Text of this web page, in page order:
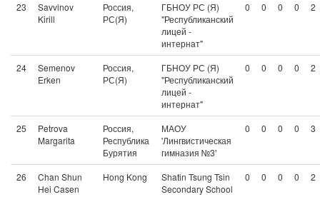
23
Savvinov
Kirill
Россия,
РС(Я)
ГБНОУ РС (Я)
"Республиканский
лицей -
интернат"
0 0 0 0 2
24
Semenov
Erken
Россия,
РС(Я)
ГБНОУ РС (Я)
"Республиканский
лицей -
интернат"
0 0 0 0 2
25
Petrova
Margarita
Россия,
Республика
Бурятия
МАОУ
'Лингвистическая
гимназия №3'
0 0 0 0 3
26
Chan Shun
Hei Casen
Hong Kong
Shatin Tsung Tsin
Secondary School
0 0 0 0 2